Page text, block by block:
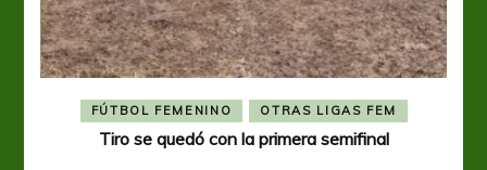
FÚTBOL FEMENINO OTRAS LIGAS FEM
Tiro se quedó con la primera semifinal